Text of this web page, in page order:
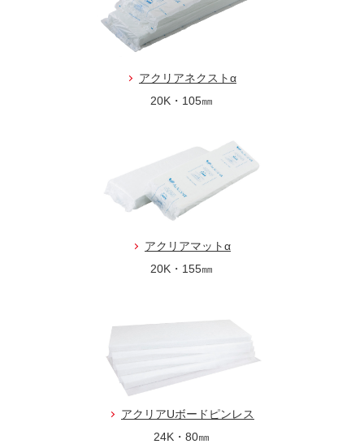
アクリアネクストα
20K・105㎜
アクリアマットα
20K・155㎜
アクリアUボードピンレス
24K・80㎜